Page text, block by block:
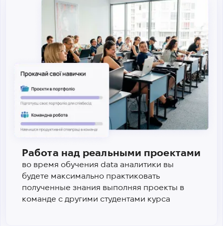
Работа над реальными проектами
во время обучения data аналитики вы
будете максимально практиковать
полученные знания выполняя проекты в
команде с другими студентами курса